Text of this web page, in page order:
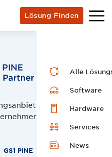
Lösung Finden
Alle
Software
Hardware
Services
News
Handel und
GS1 PINE